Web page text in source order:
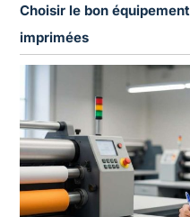
Choisir le bon
imprimées